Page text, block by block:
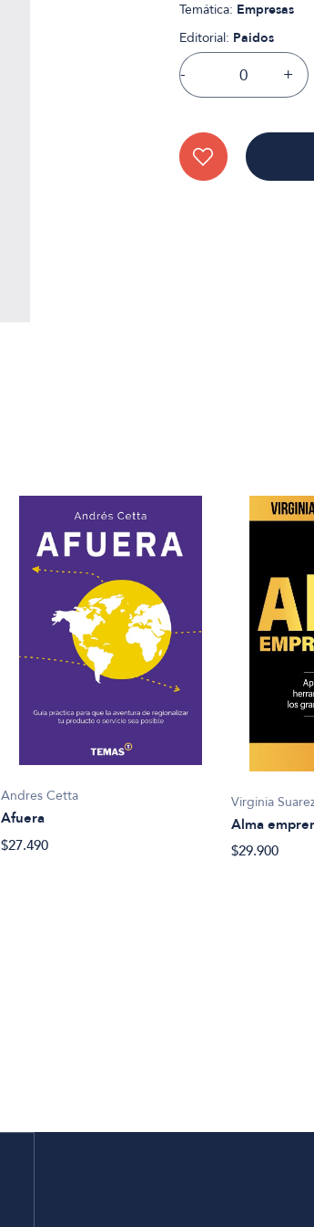
Temática: Empresas
Editorial: Paidos
- +
Andres Cetta
Afuera
$27.490
Virginia
Alma
$29.900